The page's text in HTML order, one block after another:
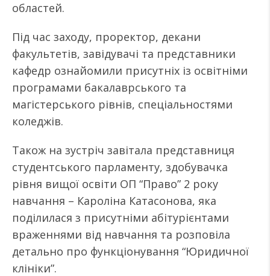
областей.
Під час заходу, проректор, декани
факультетів, завідувачі та представники
кафедр ознайомили присутніх із освітніми
програмами бакалаврського та
магістерського рівнів, спеціальностями
коледжів.
Також на зустріч завітала представниця
студентського парламенту, здобувачка
рівня вищої освіти ОП “Право” 2 року
навчання – Кароліна Катасонова, яка
поділилася з присутніми абітурієнтами
враженнями від навчання та розповіла
детально про функціонування “Юридичної
клініки”.